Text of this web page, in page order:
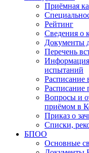
Приёмная
Рейтинг
Сведения о
Документы
Перечень
Информация
испытаний
Расписание
Расписание
Вопросы и
приёмом в
Приказ о
Списки,
БПОО
Основные